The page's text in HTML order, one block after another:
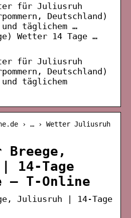
für Juliusruh
Deutschland)
täglichem …
Wetter 14 Tage …
für Juliusruh
Deutschland)
täglichem
› … › Wetter Juliusruh
14-Tage
– T-Online
Juliusruh | 14-Tage